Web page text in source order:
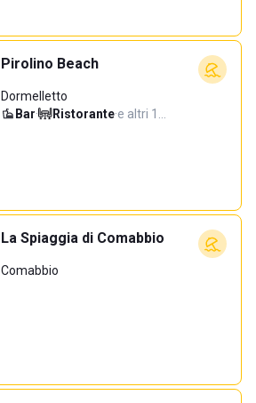
Pirolino Beach
Dormelletto
Bar· Ristorante·e altri 1…
La Spiaggia di Comabbio
Comabbio